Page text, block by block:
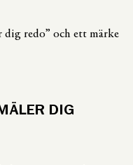
dig redo” och ett märke
DIG